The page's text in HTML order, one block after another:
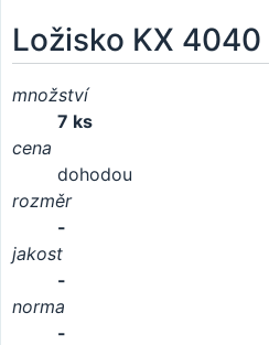
Ložisko KX 4040
množství
7 ks
cena
dohodou
rozměr
-
jakost
-
norma
-